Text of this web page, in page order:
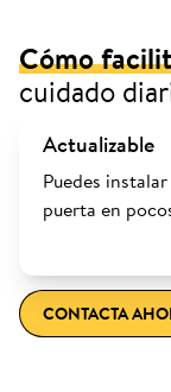
Cómo
cuidado
Actualizable
Puedes
puerta en
CONTACTA